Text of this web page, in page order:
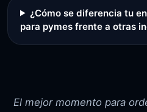
¿Cómo se diferencia tu
para pymes frente a otras
El mejor momento para